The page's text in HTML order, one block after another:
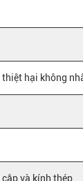
thiệt hại không
và kính thép